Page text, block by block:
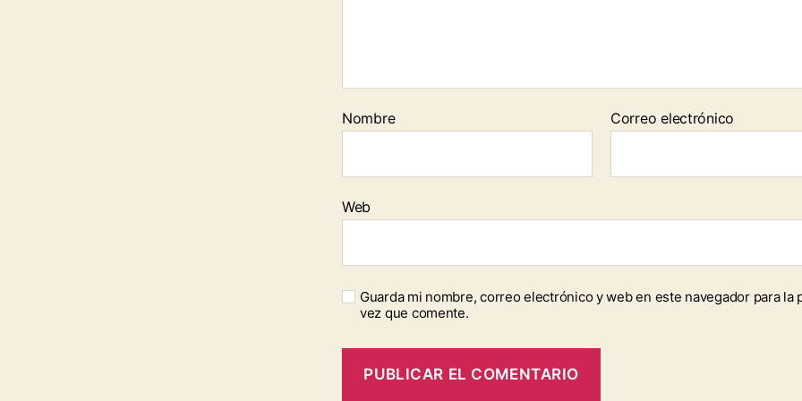
Nombre Correo electrónico
Web
Guarda mi nombre, correo electrónico y web en este navegador para la
vez que comente.